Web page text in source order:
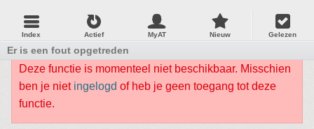
Index Actief MyAT Nieuw Gelezen
Er is een fout opgetreden
Deze functie is momenteel niet beschikbaar. Misschien
ben je niet ingelogd of heb je geen toegang tot deze
functie.